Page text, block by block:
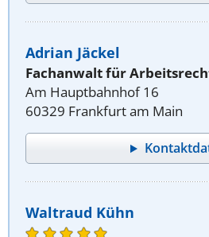
Adrian Jäckel
Fachanwalt für
Am Hauptbahnhof 16
60329 Frankfurt am Main
Waltraud Kühn